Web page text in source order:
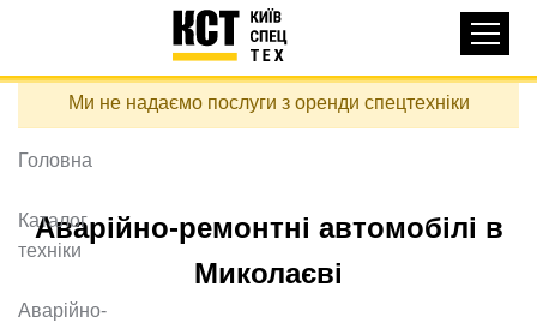
Перейти
вмісту
навигация
КАТАЛОГ ТЕХНІКИ
ДОСТАВКА ТА ОПЛАТА
ПРО НАС
ВІДГУКИ
КОНТАКТИ
Ми не надаємо послуги з оренди спецтехніки
Аварійно-ремонтні автомобілі в
Миколаєві
Головна
Каталог
техніки
Аварійно-